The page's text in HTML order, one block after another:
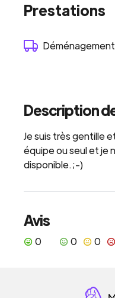
Prestations
Déménagement
Description
Je suis très gentille
équipe ou seul et je
disponible.;-)
Avis
0 0 0